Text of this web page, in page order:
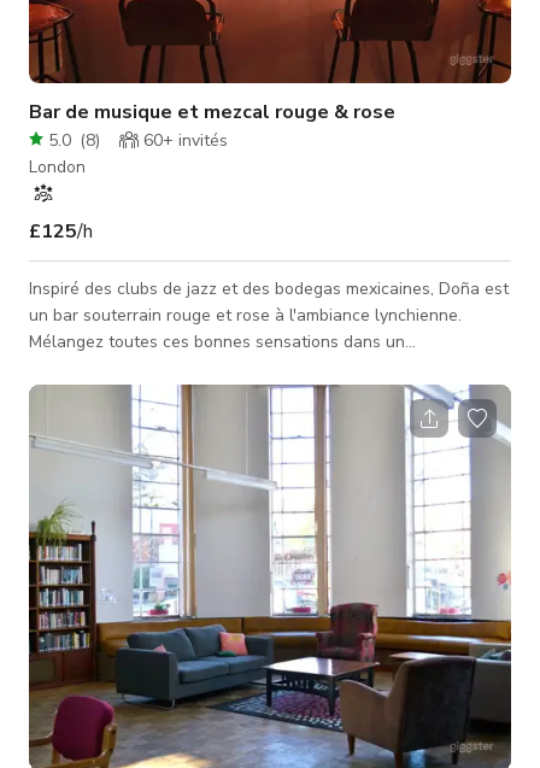
Bar de musique et mezcal rouge & rose
5.0 (8) 60+ invités
London
£125/h
Inspiré des clubs de jazz et des bodegas mexicaines, Doña est
un bar souterrain rouge et rose à l'ambiance lynchienne.
Mélangez toutes ces bonnes sensations dans un
puissant qui s'identifie aussi comme un espace artistique, un
lieu qui célèbre l'énergie féminine renforcée et, surtout, un
champion de la créativité indépendante.